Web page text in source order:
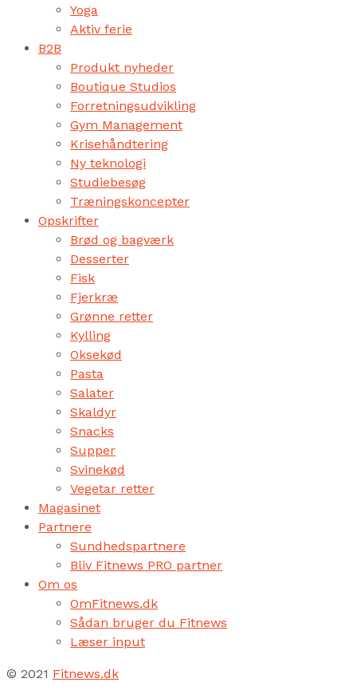
Yoga
Aktiv ferie
B2B
Produkt nyheder
Boutique Studios
Forretningsudvikling
Gym Management
Krisehåndtering
Ny teknologi
Studiebesøg
Træningskoncepter
Opskrifter
Brød og bagværk
Desserter
Fisk
Fjerkræ
Grønne retter
Kylling
Oksekød
Pasta
Salater
Skaldyr
Snacks
Supper
Svinekød
Vegetar retter
Magasinet
Partnere
Sundhedspartnere
Bliv Fitnews PRO partner
Om os
OmFitnews.dk
Sådan bruger du Fitnews
Læser input
© 2021 Fitnews.dk